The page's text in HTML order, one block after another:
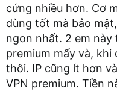
cứng nhiều hơn. Cơ
dùng tốt mà bảo mật,
ngon nhất. 2 em này
premium mấy và,
thôi. IP cũng ít hơn
VPN premium. Tiền